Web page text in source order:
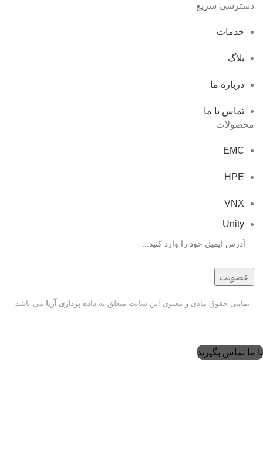
دسترسی سریع
خدمات
بلاگ
درباره ما
تماس با ما
محصولات
EMC
HPE
VNX
Unity
تمامی حقوق مادی و معنوی این سایت متعلق به داده پردازی آریا می باشد.
با ما تماس بگیرید